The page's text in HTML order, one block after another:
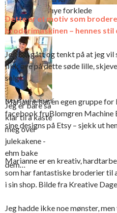
Så glad i mitt nye forklede
Takket være
det gamle
forkledet har
jeg fått et fint
mønster til
flere forkleder
Jeg er bare så
klar til å kaste
meg over
julekakene -
ehm bake
dem…
Dette er et motiv som
broderimaskinen – hennes
Jeg har gått og tenkt på at jeg
fikk øye på dette søde lille,
solgt.
Marianne har en egen gruppe
facebook fruBlomgren Machine
sine designs på Etsy – sjekk ut
Marianne er en kreativ,
som har fantastiske broderier til
i sin shop. Bilde fra Kreative
Jeg hadde ikke noe mønster,